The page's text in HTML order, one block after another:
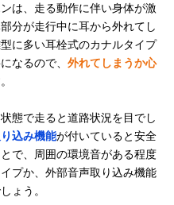
は、走る動作に伴い身体が激
分が走行中に耳から外れてし
に多い耳栓式のカナルタイプ
なるので、 外れてしまうか心
態で走ると道路状況を目でし
込み機能が付いていると安全
で、周囲の環境音がある程度
プか、外部音声取り込み機能
ょう。